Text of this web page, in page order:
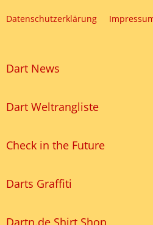
Datenschutzerklärung
Dart News
Dart Weltrangliste
Check in the Future
Darts Graffiti
Dartn.de Shirt Shop